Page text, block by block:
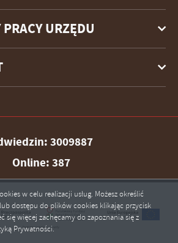
URZĘDU
3009887
Online: 387
w celu realizacji usług. Możesz określić
dostępu do plików cookies klikając przycisk
się więcej zachęcamy do zapoznania się z
Prywatności.